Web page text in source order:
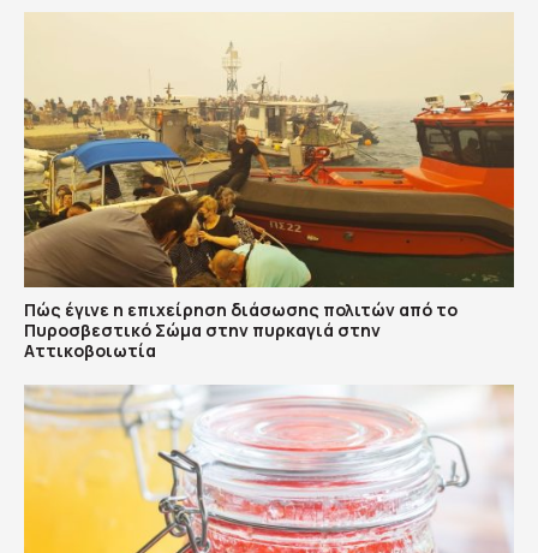
Πώς έγινε η επιχείρηση διάσωσης πολιτών από το
Πυροσβεστικό Σώμα στην πυρκαγιά στην
Αττικοβοιωτία